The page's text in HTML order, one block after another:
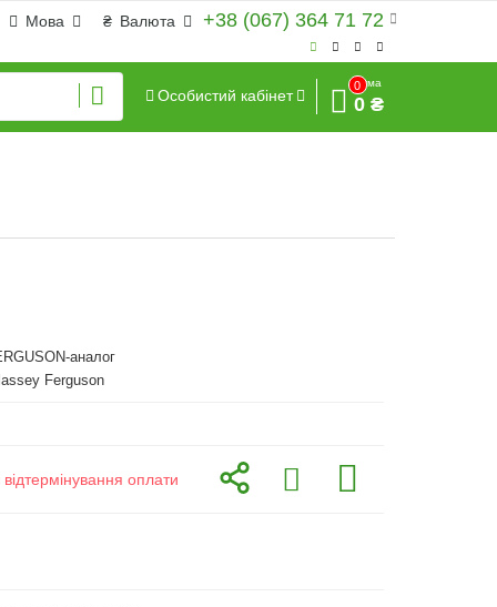
+38 (067) 364 71 72
₴ Валюта
Мова
Особистий кабінет
0
Сума
0 ₴
аналог
Ferguson
оплати